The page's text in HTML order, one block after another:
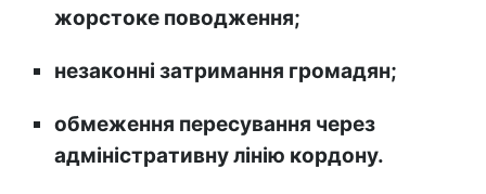
жорстоке поводження;
незаконні затримання громадян;
обмеження пересування через
адміністративну лінію кордону.